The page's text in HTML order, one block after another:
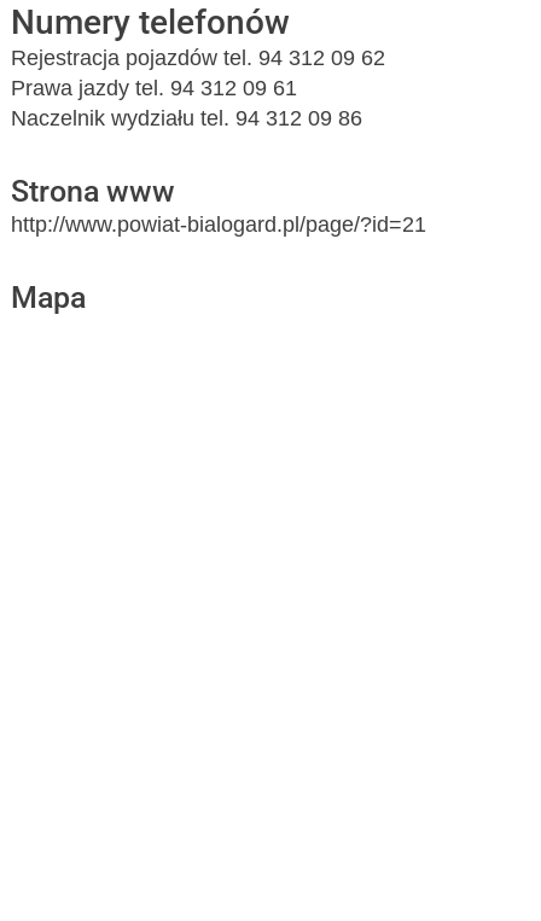
Numery telefonów
Rejestracja pojazdów tel. 94 312 09 62
Prawa jazdy tel. 94 312 09 61
Naczelnik wydziału tel. 94 312 09 86
Strona www
http://www.powiat-bialogard.pl/page/?id=21
Mapa